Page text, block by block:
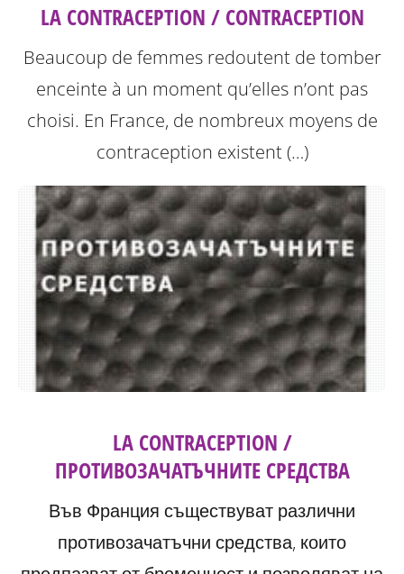
LA CONTRACEPTION / CONTRACEPTION
Beaucoup de femmes redoutent de tomber
enceinte à un moment qu’elles n’ont pas
choisi. En France, de nombreux moyens de
contraception existent (…)
LA CONTRACEPTION /
ПРОТИВОЗАЧАТЪЧНИТЕ СРЕДСТВА
Във Франция съществуват различни
противозачатъчни средства, които